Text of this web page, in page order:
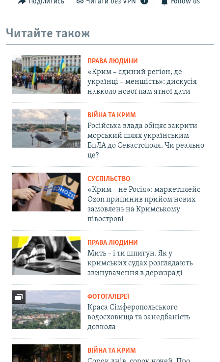
Поділитись Читати без VPN Follow us
Читайте також
ПРАВА ЛЮДИНИ
«Крим – єдиний регіон, де
українці – меншість»: дискусія
навколо нової пам'ятної дати
ВІЙНА ТА КРИМ
Російська влада обіцяє закрити
морський шлях українським
БпЛА до Севастополя. Чи реально
це?
СУСПІЛЬСТВО
«Крим – не Росія»: маркетплейс
Ozon припинив прийом нових
замовлень на Кримському
півострові
ПРАВА ЛЮДИНИ
Мить – і ти шпигун. Як у
кримських судах розглядають
звинувачення в держзраді
ФОТОГАЛЕРЕЇ
Краса Сімферопольського
водосховища та занедбаність
довкола
ВІЙНА ТА КРИМ